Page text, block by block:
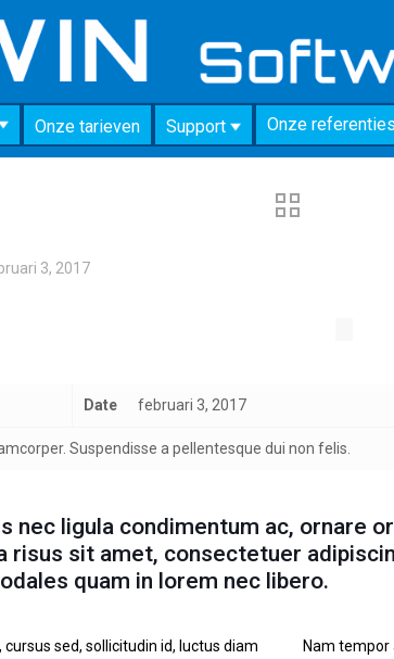
Onze tarieven Support Onze referenties
3, 2017
Date februari 3, 2017
Suspendisse a pellentesque dui non felis.
nec ligula condimentum ac, ornare
risus sit amet, consectetuer
quam in lorem nec libero.
sed, sollicitudin id, luctus diam
Nam tempor